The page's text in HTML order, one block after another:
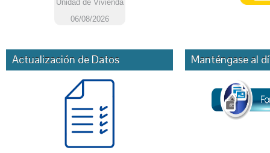
Actualización de Datos Manténgase al